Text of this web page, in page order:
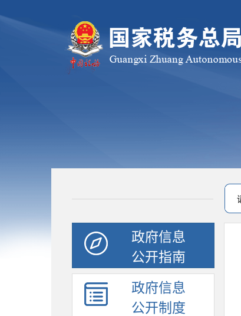
政府信息
公开指南
政府信息
公开制度